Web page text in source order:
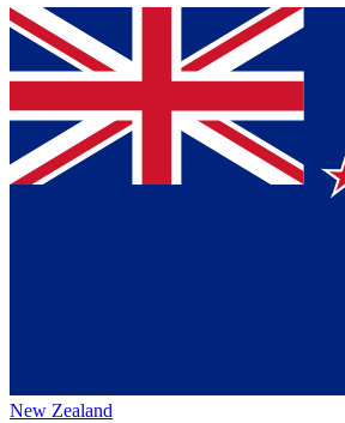
New Zealand